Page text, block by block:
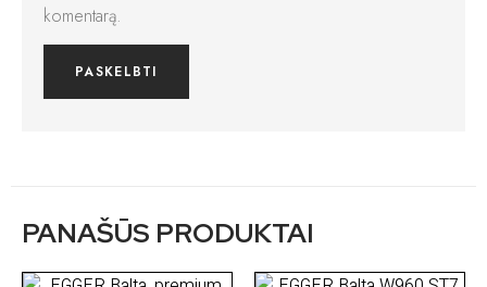
komentarą.
PANAŠŪS PRODUKTAI